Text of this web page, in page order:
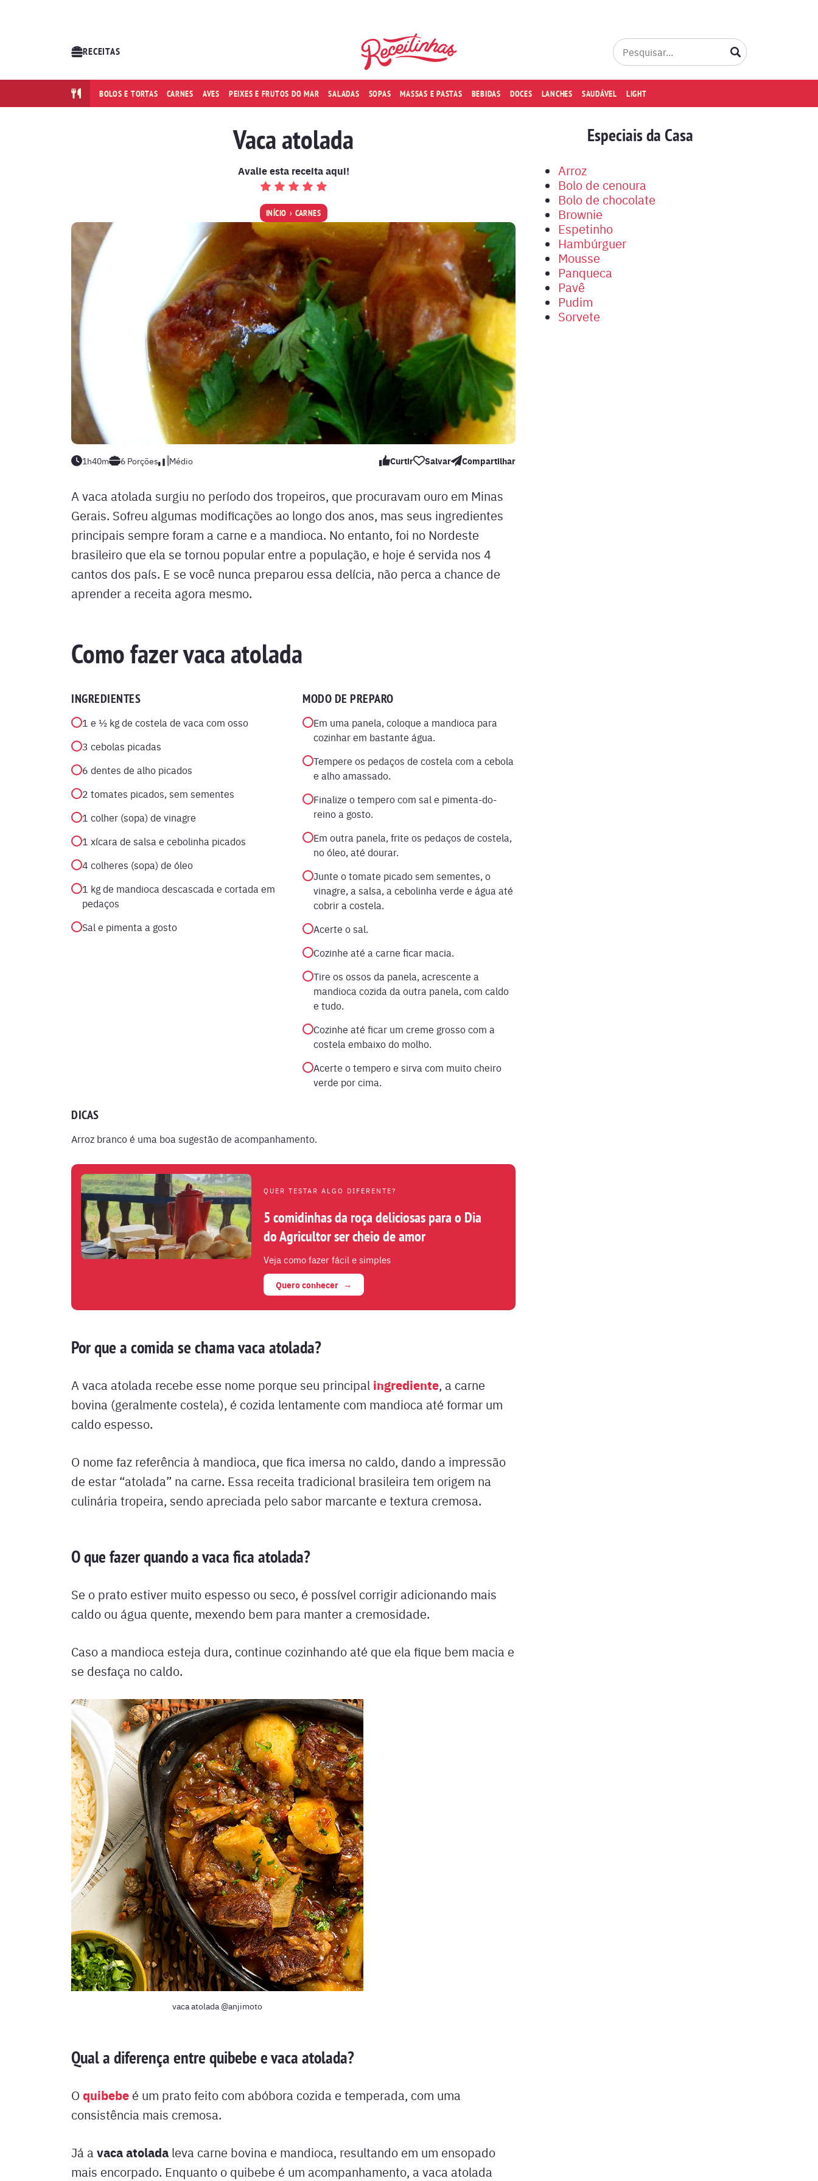
RECEITAS
BOLOS E TORTAS CARNES AVES PEIXES E FRUTOS DO MAR SALADAS SOPAS MASSAS E PASTAS BEBIDAS DOCES LANCHES SAUDÁVEL LIGHT
Vaca atolada
Avalie esta receita aqui!
INÍCIO CARNES
1h40m 6 Porções Médio Curtir Salvar Compartilhar
A vaca atolada surgiu no período dos tropeiros, que procuravam ouro em Minas
Gerais. Sofreu algumas modificações ao longo dos anos, mas seus ingredientes
principais sempre foram a carne e a mandioca. No entanto, foi no Nordeste
brasileiro que ela se tornou popular entre a população, e hoje é servida nos 4
cantos dos país. E se você nunca preparou essa delícia, não perca a chance de
aprender a receita agora mesmo.
Como fazer vaca atolada
INGREDIENTES
1 e ½ kg de costela de vaca com osso
3 cebolas picadas
6 dentes de alho picados
2 tomates picados, sem sementes
1 colher (sopa) de vinagre
1 xícara de salsa e cebolinha picados
4 colheres (sopa) de óleo
1 kg de mandioca descascada e cortada em
pedaços
Sal e pimenta a gosto
MODO DE PREPARO
Em uma panela, coloque a mandioca para
cozinhar em bastante água.
Tempere os pedaços de costela com a cebola
e alho amassado.
Finalize o tempero com sal e pimenta-do-
reino a gosto.
Em outra panela, frite os pedaços de costela,
no óleo, até dourar.
Junte o tomate picado sem sementes, o
vinagre, a salsa, a cebolinha verde e água até
cobrir a costela.
Acerte o sal.
Cozinhe até a carne ficar macia.
Tire os ossos da panela, acrescente a
mandioca cozida da outra panela, com caldo
e tudo.
Cozinhe até ficar um creme grosso com a
costela embaixo do molho.
Acerte o tempero e sirva com muito cheiro
verde por cima.
DICAS
Arroz branco é uma boa sugestão de acompanhamento.
QUER TESTAR ALGO DIFERENTE?
5 comidinhas da roça deliciosas para o Dia
do Agricultor ser cheio de amor
Veja como fazer fácil e simples
Quero conhecer
Por que a comida se chama vaca atolada?
A vaca atolada recebe esse nome porque seu principal ingrediente, a carne
bovina (geralmente costela), é cozida lentamente com mandioca até formar um
caldo espesso.
O nome faz referência à mandioca, que fica imersa no caldo, dando a impressão
de estar “atolada” na carne. Essa receita tradicional brasileira tem origem na
culinária tropeira, sendo apreciada pelo sabor marcante e textura cremosa.
O que fazer quando a vaca fica atolada?
Se o prato estiver muito espesso ou seco, é possível corrigir adicionando mais
caldo ou água quente, mexendo bem para manter a cremosidade.
Caso a mandioca esteja dura, continue cozinhando até que ela fique bem macia e
se desfaça no caldo.
vaca atolada @anjimoto
Qual a diferença entre quibebe e vaca atolada?
O quibebe é um prato feito com abóbora cozida e temperada, com uma
consistência mais cremosa.
Já a vaca atolada leva carne bovina e mandioca, resultando em um ensopado
mais encorpado. Enquanto o quibebe é um acompanhamento, a vaca atolada
Especiais da Casa
Arroz
Bolo de cenoura
Bolo de chocolate
Brownie
Espetinho
Hambúrguer
Mousse
Panqueca
Pavê
Pudim
Sorvete